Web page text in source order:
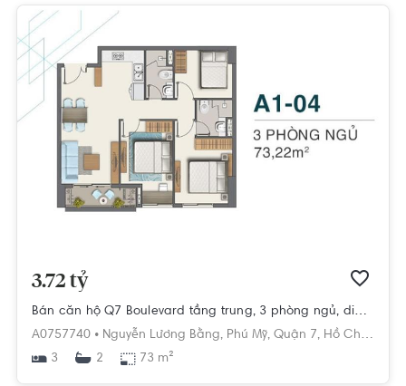
3.72 tỷ
Bán căn hộ Q7 Boulevard tầng trung, 3 phòng ngủ, diện tích 73m2, chưa bàn giao.
A0757740 • Nguyễn Lương Bằng, Phú Mỹ, Quận 7, Hồ Chí Minh
3
2 73 m²